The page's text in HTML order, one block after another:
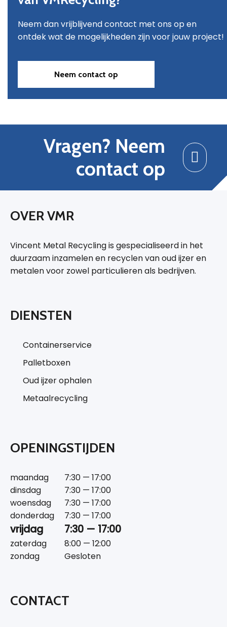
Neem dan vrijblijvend contact met ons op en
ontdek wat de mogelijkheden zijn voor jouw project!
Neem contact op
Vragen? Neem
contact op
OVER VMR
Vincent Metal Recycling is gespecialiseerd in het
duurzaam inzamelen en recyclen van oud ijzer en
metalen voor zowel particulieren als bedrijven.
DIENSTEN
Containerservice
Palletboxen
Oud ijzer ophalen
Metaalrecycling
OPENINGSTIJDEN
maandag
7:30 — 17:00
dinsdag
7:30 — 17:00
woensdag
7:30 — 17:00
donderdag
7:30 — 17:00
vrijdag 7:30 — 17:00
zaterdag
8:00 — 12:00
zondag
Gesloten
CONTACT